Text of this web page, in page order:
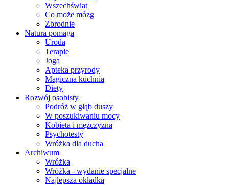
Wszechświat
Co może mózg
Zbrodnie
Natura pomaga
Uroda
Terapie
Joga
Apteka przyrody
Magiczna kuchnia
Diety
Rozwój osobisty
Podróż w głąb duszy
W poszukiwaniu mocy
Kobieta i mężczyzna
Psychotesty
Wróżka dla ducha
Archiwum
Wróżka
Wróżka - wydanie specjalne
Najlepsza okładka